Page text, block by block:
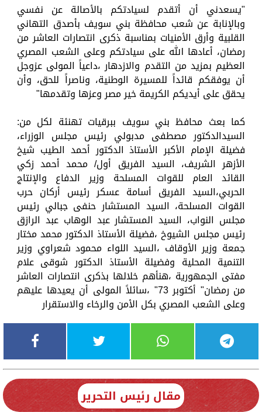
"يسعدني أن أتقدم لسيادتكم بالأصالة عن نفسي
وبالإنابة عن شعب محافظة بني سويف بأصدق التهاني
القلبية وأرق الأمنيات بمناسبة ذكرى انتصارات العاشر من
رمضان، أعادها الله على سيادتكم وعلى الشعب المصري
العظيم بمزيد من التقدم والازدهار ،داعياً المولى عزوجل
أن يوفقكم قائداً للمسيرة الوطنية، وناصراً للحق، وأن
يحقق على أيديكم الكريمة خير مصر وعزها وتقدمها"
كما بعث محافظ بني سويف ببرقيات تهنئة لكل من:
السيدالدكتور مصطفى مدبولي رئيس مجلس الوزراء،
فضيلة الإمام الأكبر الأستاذ الدكتور أحمد الطيب شيخ
الأزهر الشريف، السيد الفريق أول/ محمد أحمد زكي
القائد العام للقوات المسلحة وزير الدفاع والإنتاج
الحربي،السيد الفريق أسامة عسكر رئيس أركان حرب
القوات المسلحة، السيد المستشار حنفى جبالي رئيس
مجلس النواب، السيد المستشار عبد الوهاب عبد الرازق
رئيس مجلس الشيوخ ،فضيلة الأستاذ الدكتور محمد مختار
جمعة وزير الأوقاف ،السيد اللواء محمود شعراوي وزير
التنمية المحلية وفضيلة الأستاذ الدكتور شوقى علام
مفتى الجمهورية ،هنأهم خلالها بذكرى انتصارات العاشر
من رمضان" أكتوبر 73" ،سائلاً المولى أن يعيدها عليهم
وعلى الشعب المصري بكل الأمن والرخاء والاستقرار
مقال رئيس التحرير